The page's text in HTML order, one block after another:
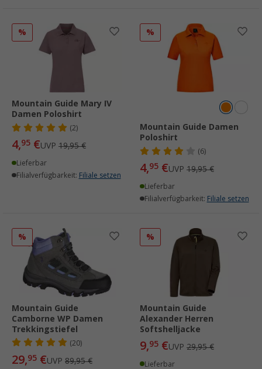
%
Mountain Guide Mary IV
Damen Poloshirt
(2)
4,95 €UVP 19,95 €
Lieferbar
Filialverfügbarkeit: Filiale setzen
%
Mountain Guide Damen
Poloshirt
(6)
4,95 €UVP 19,95 €
Lieferbar
Filialverfügbarkeit: Filiale setzen
%
Mountain Guide
Camborne WP Damen
Trekkingstiefel
(20)
29,95 €UVP 89,95 €
%
Mountain Guide
Alexander Herren
Softshelljacke
9,95 €UVP 29,95 €
Lieferbar